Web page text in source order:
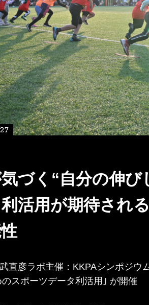
づく“自分の伸び
活用が期待され
直彦ラボ主催：KKPAシンポジウ
のスポーツデータ利活用｣ が開催